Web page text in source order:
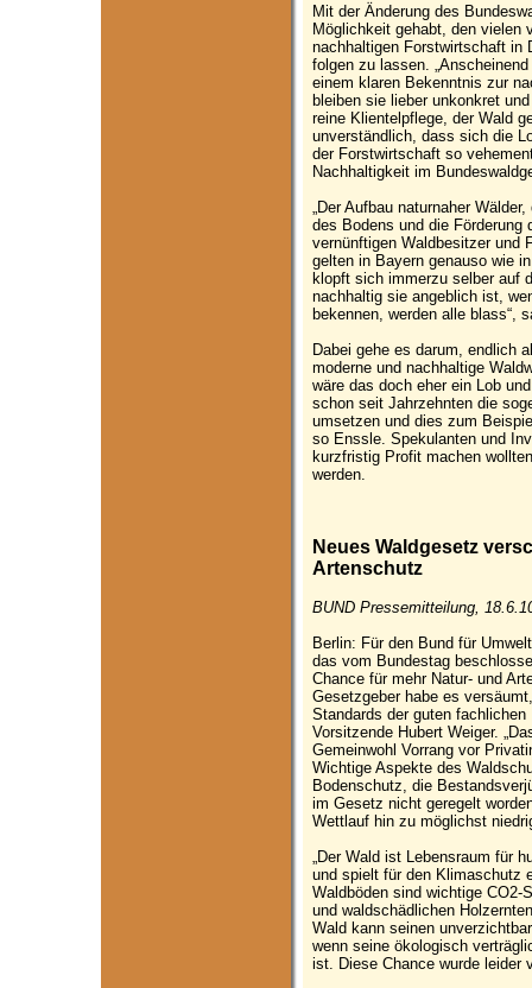
Mit der Änderung des
Möglichkeit gehabt, den vielen
nachhaltigen Forstwirtschaft in
folgen zu lassen.
einem klaren Bekenntnis zur
bleiben sie lieber unkonkret
reine Klientelpflege, der Wald
unverständlich, dass sich die
der Forstwirtschaft so
Nachhaltigkeit im
„Der Aufbau naturnaher
des Bodens und die Förderung
vernünftigen Waldbesitzer und
gelten in Bayern genauso wie
klopft sich immerzu selber auf
nachhaltig sie angeblich ist,
bekennen, werden alle blass“,
Dabei gehe es darum, endlich
moderne und nachhaltige
wäre das doch eher ein Lob
schon seit Jahrzehnten die
umsetzen und dies zum
so Enssle. Spekulanten und
kurzfristig Profit machen
werden.
Neues Waldgesetz
Artenschutz
BUND Pressemitteilung,
Berlin: Für den Bund für
das vom Bundestag
Chance für mehr Natur- und
Gesetzgeber habe es
Standards der guten
Vorsitzende Hubert Weiger.
Gemeinwohl Vorrang vor
Wichtige Aspekte des
Bodenschutz, die
im Gesetz nicht geregelt
Wettlauf hin zu möglichst
„Der Wald ist Lebensraum für
und spielt für den Klimaschutz
Waldböden sind wichtige CO2-
und waldschädlichen
Wald kann seinen
wenn seine ökologisch
ist. Diese Chance wurde leider